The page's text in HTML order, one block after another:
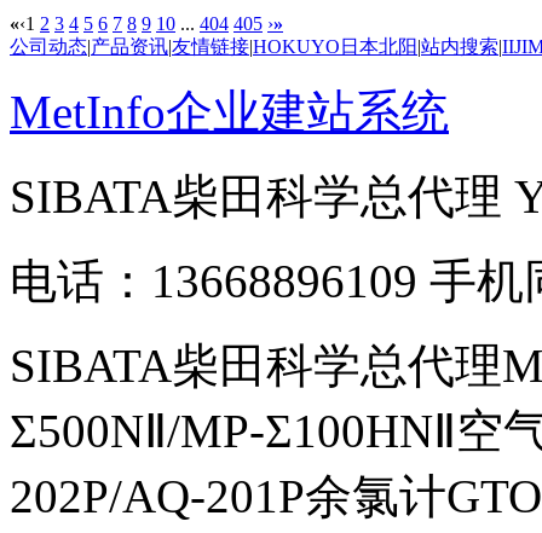
«‹1 2 3 4 5 6 7 8 9 10 ... 404 405 ›»
公司动态|产品资讯|友情链接|HOKUYO日本北阳|站内搜索|
MetInfo企业建站系统
SIBATA柴田科学总代理
电话：13668896109 手机
SIBATA柴田科学总代理
Σ500NⅡ/MP-Σ100HNⅡ空
202P/AQ-201P余氯计